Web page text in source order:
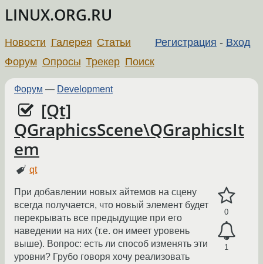
LINUX.ORG.RU
Регистрация - Вход
Новости Галерея Статьи
Форум Опросы Трекер Поиск
Форум — Development
[Qt]
QGraphicsScene\QGraphicsIt
em
qt
0
1
При добавлении новых айтемов на сцену
всегда получается, что новый элемент будет
перекрывать все предыдущие при его
наведении на них (т.е. он имеет уровень
выше). Вопрос: есть ли способ изменять эти
уровни? Грубо говоря хочу реализовать